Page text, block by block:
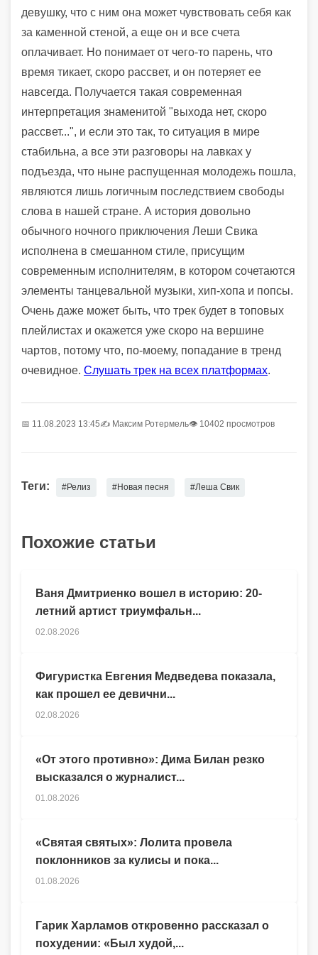
девушку, что с ним она может чувствовать себя как
за каменной стеной, а еще он и все счета
оплачивает. Но понимает от чего-то парень, что
время тикает, скоро рассвет, и он потеряет ее
навсегда. Получается такая современная
интерпретация знаменитой "выхода нет, скоро
рассвет...", и если это так, то ситуация в мире
стабильна, а все эти разговоры на лавках у
подъезда, что ныне распущенная молодежь пошла,
являются лишь логичным последствием свободы
слова в нашей стране. А история довольно
обычного ночного приключения Леши Свика
исполнена в смешанном стиле, присущим
современным исполнителям, в котором сочетаются
элементы танцевальной музыки, хип-хопа и попсы.
Очень даже может быть, что трек будет в топовых
плейлистах и окажется уже скоро на вершине
чартов, потому что, по-моему, попадание в тренд
очевидное. Слушать трек на всех платформах.
📅 11.08.2023 13:45✍️ Максим Ротермель👁 10402 просмотров
Теги: #Релиз #Новая песня #Леша Свик
Похожие статьи
Гарик Харламов откровенно рассказал о
похудении: «Был худой,...
Ваня Дмитриенко вошел в историю: 20-
летний артист триумфальн...
02.08.2026
Фигуристка Евгения Медведева показала,
как прошел ее девични...
02.08.2026
«От этого противно»: Дима Билан резко
высказался о журналист...
01.08.2026
«Святая святых»: Лолита провела
поклонников за кулисы и пока...
01.08.2026